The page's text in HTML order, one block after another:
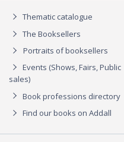
Thematic catalogue
The Booksellers
Portraits of booksellers
Events (Shows, Fairs, Public
sales)
Book professions directory
Find our books on Addall